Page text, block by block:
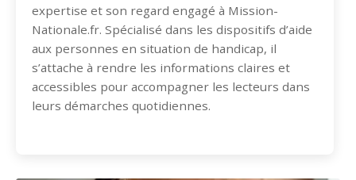
expertise et son regard engagé à Mission-
Nationale.fr. Spécialisé dans les dispositifs d’aide
aux personnes en situation de handicap, il
s’attache à rendre les informations claires et
accessibles pour accompagner les lecteurs dans
leurs démarches quotidiennes.